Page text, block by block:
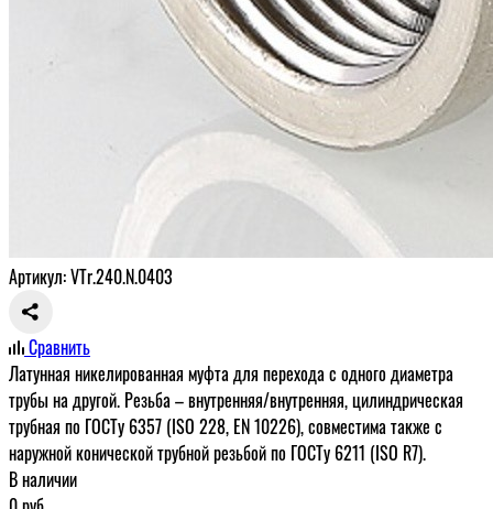
Артикул: VTr.240.N.0403
Сравнить
Латунная никелированная муфта для перехода с одного диаметра
трубы на другой. Резьба – внутренняя/внутренняя, цилиндрическая
трубная по ГОСТу 6357 (ISO 228, EN 10226), совместима также с
наружной конической трубной резьбой по ГОСТу 6211 (ISO R7).
В наличии